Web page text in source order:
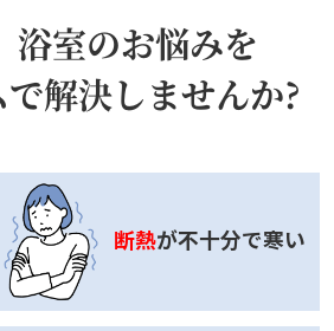
浴室のお悩みを
解決しませんか?
断熱が不十分で寒い